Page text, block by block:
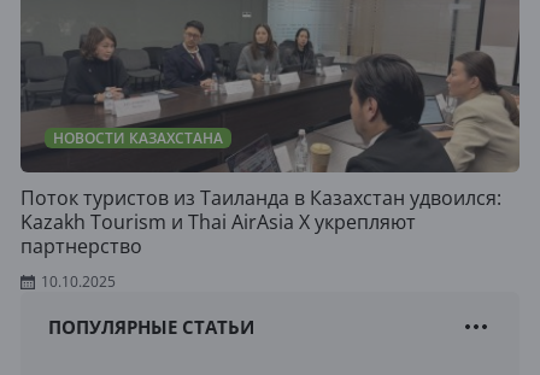
НОВОСТИ КАЗАХСТАНА
Поток туристов из Таиланда в Казахстан удвоился:
Kazakh Tourism и Thai AirAsia X укрепляют
партнерство
10.10.2025
ПОПУЛЯРНЫЕ СТАТЬИ